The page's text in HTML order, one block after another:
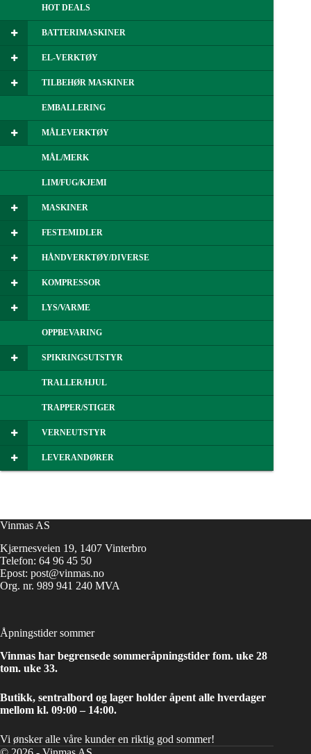
HOT DEALS
BATTERIMASKINER
EL-VERKTØY
TILBEHØR MASKINER
EMBALLERING
MÅLEVERKTØY
MÅL/MERK
LIM/FUG/KJEMI
MASKINER
FESTEMIDLER
HÅNDVERKTØY/DIVERSE
KOMPRESSOR
LYS/VARME
OPPBEVARING
SPIKRINGSUTSTYR
TRALLER/HJUL
TRAPPER/STIGER
VERNEUTSTYR
LEVERANDØRER
Vinmas AS
Kjærnesveien 19, 1407 Vinterbro
Telefon: 64 96 45 50
Epost: post@vinmas.no
Org. nr. 989 941 240 MVA
Åpningstider sommer
Vinmas har begrensede sommeråpningstider fom. uke 28
tom. uke 33.
Butikk, sentralbord og lager holder åpent alle hverdager
mellom kl. 09:00 – 14:00.
Vi ønsker alle våre kunder en riktig god sommer!